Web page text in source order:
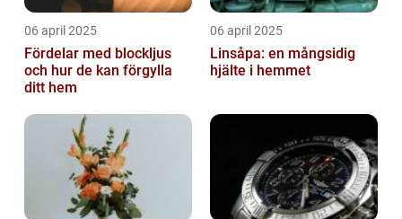
06 april 2025
Fördelar med blockljus
och hur de kan förgylla
ditt hem
06 april 2025
Linsåpa: en mångsidig
hjälte i hemmet